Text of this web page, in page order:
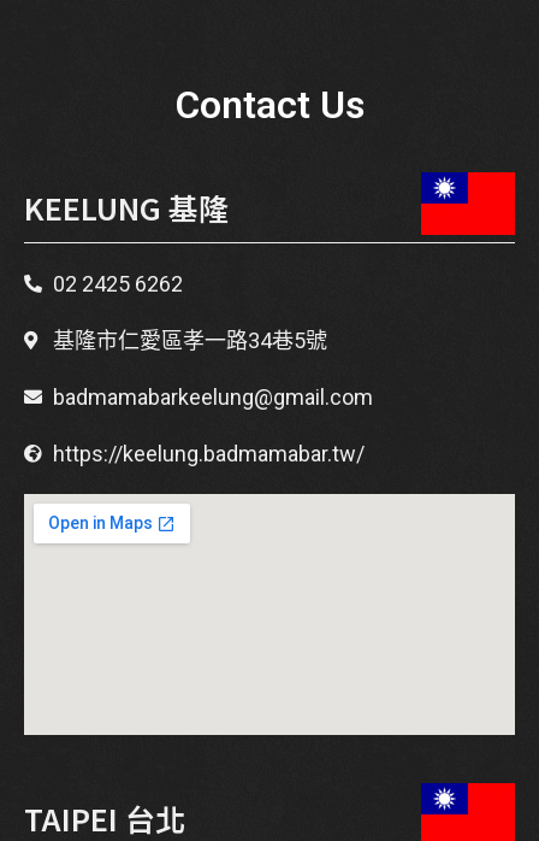
Contact Us
KEELUNG 基隆
02 2425 6262
基隆市仁愛區孝一路34巷5號
badmamabarkeelung@gmail.com
https://keelung.badmamabar.tw/
TAIPEI 台北